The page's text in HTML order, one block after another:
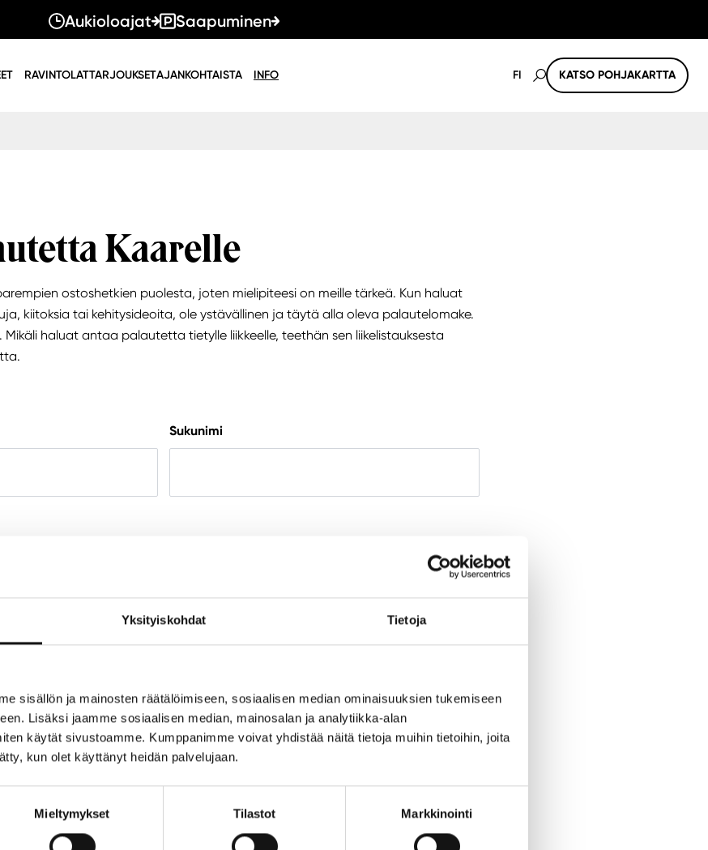
Yksityiskohdat Tietoja
sisällön ja mainosten räätälöimiseen, sosiaalisen median ominaisuuksien tukemiseen
Lisäksi jaamme sosiaalisen median, mainosalan ja analytiikka-alan
käytät sivustoamme. Kumppanimme voivat yhdistää näitä tietoja muihin tietoihin, joita
kun olet käyttänyt heidän palvelujaan.
Mieltymykset Tilastot Markkinointi
Aukioloajat Saapuminen
RAVINTOLATTARJOUKSETAJANKOHTAISTA INFO FI KATSO POHJAKARTTA
Kaarelle
ostoshetkien puolesta, joten mielipiteesi on meille tärkeä. Kun haluat
kiitoksia tai kehitysideoita, ole ystävällinen ja täytä alla oleva palautelomake.
Mikäli haluat antaa palautetta tietylle liikkeelle, teethän sen liikelistauksesta
Sukunimi